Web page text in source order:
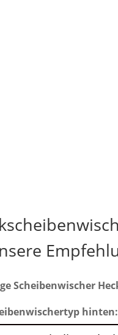
Scheibenwischer
hinten: